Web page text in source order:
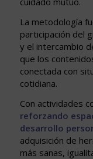
La metodología
participación del
y el intercambio
que los
conectada con
cotidiana.
Con actividades
reforzando
desarrollo
adquisición de
más sanas,